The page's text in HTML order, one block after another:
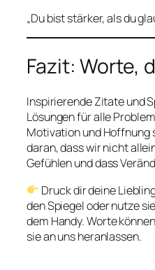
„Du bist stärker, als du
Fazit: Worte,
Inspirierende Zitate und
Lösungen für alle
Motivation und Hoffnung
daran, dass wir nicht
Gefühlen und dass
Druck dir deine
den Spiegel oder nutze
dem Handy. Worte
sie an uns heranlassen.